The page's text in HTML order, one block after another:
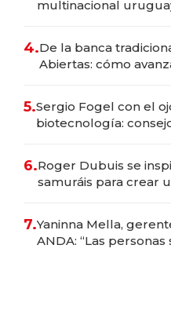
multinacional
4.De la banca
Abiertas: cómo
5.Sergio Fogel con el
biotecnología:
6.Roger Dubuis se
samuráis para crear
7.Yaninna Mella,
ANDA: “Las personas